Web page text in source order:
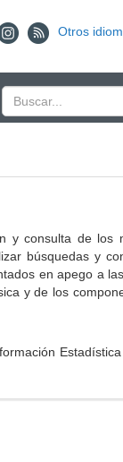
Otros
y consulta de los
búsquedas y
en apego a
y de los